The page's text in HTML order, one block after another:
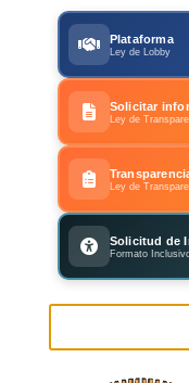
Plataforma
Ley de Lobby
Solicitar
Ley de
Ley de
Solicitud de
Formato